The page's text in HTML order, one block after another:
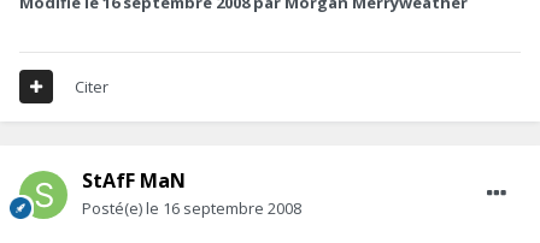
Citer
StAfF MaN
Posté(e)le 16 septembre 2008